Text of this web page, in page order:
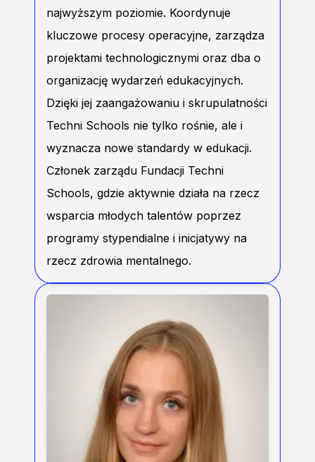
najwyższym poziomie. Koordynuje
kluczowe procesy operacyjne, zarządza
projektami technologicznymi oraz dba o
organizację wydarzeń edukacyjnych.
Dzięki jej zaangażowaniu i skrupulatności
Techni Schools nie tylko rośnie, ale i
wyznacza nowe standardy w edukacji.
Członek zarządu Fundacji Techni
Schools, gdzie aktywnie działa na rzecz
wsparcia młodych talentów poprzez
programy stypendialne i inicjatywy na
rzecz zdrowia mentalnego.